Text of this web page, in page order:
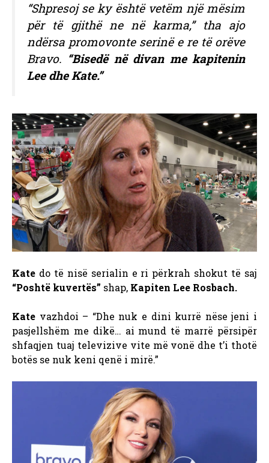
“Shpresoj se ky është vetëm një mësim
për të gjithë ne në karma,” tha ajo
ndërsa promovonte serinë e re të orëve
Bravo. “Bisedë në divan me kapitenin
Lee dhe Kate.”
Kate do të nisë serialin e ri përkrah shokut të saj
“Poshtë kuvertës” shap, Kapiten Lee Rosbach.
Kate vazhdoi – “Dhe nuk e dini kurrë nëse jeni i
pasjellshëm me dikë… ai mund të marrë përsipër
shfaqjen tuaj televizive vite më vonë dhe t’i thotë
botës se nuk keni qenë i mirë.”